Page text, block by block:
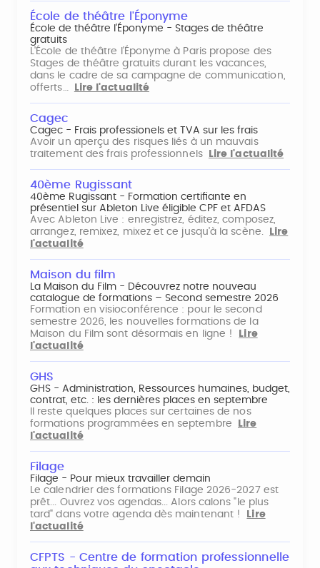
École de théâtre l'Éponyme
École de théâtre l'Éponyme - Stages de théâtre
gratuits
L'École de théâtre l'Éponyme à Paris propose des
Stages de théâtre gratuits durant les vacances,
dans le cadre de sa campagne de communication,
offerts…
Lire l'actualité
Cagec
Cagec - Frais professionels et TVA sur les frais
Avoir un aperçu des risques liés à un mauvais
traitement des frais professionnels
Lire l'actualité
40ème Rugissant
40ème Rugissant - Formation certifiante en
présentiel sur Ableton Live éligible CPF et AFDAS
Avec Ableton Live : enregistrez, éditez, composez,
arrangez, remixez, mixez et ce jusqu'à la scène.
Lire
l'actualité
Maison du film
La Maison du Film - Découvrez notre nouveau
catalogue de formations – Second semestre 2026
Formation en visioconférence : pour le second
semestre 2026, les nouvelles formations de la
Maison du Film sont désormais en ligne !
Lire
l'actualité
GHS
GHS - Administration, Ressources humaines, budget,
contrat, etc. : les dernières places en septembre
Il reste quelques places sur certaines de nos
formations programmées en septembre
Lire
l'actualité
Filage
Filage - Pour mieux travailler demain
Le calendrier des formations Filage 2026-2027 est
prêt... Ouvrez vos agendas... Alors calons "le plus
tard" dans votre agenda dès maintenant !
Lire
l'actualité
CFPTS - Centre de formation professionnelle